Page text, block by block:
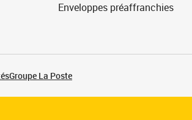
Enveloppes préaffranchies
Groupe La Poste